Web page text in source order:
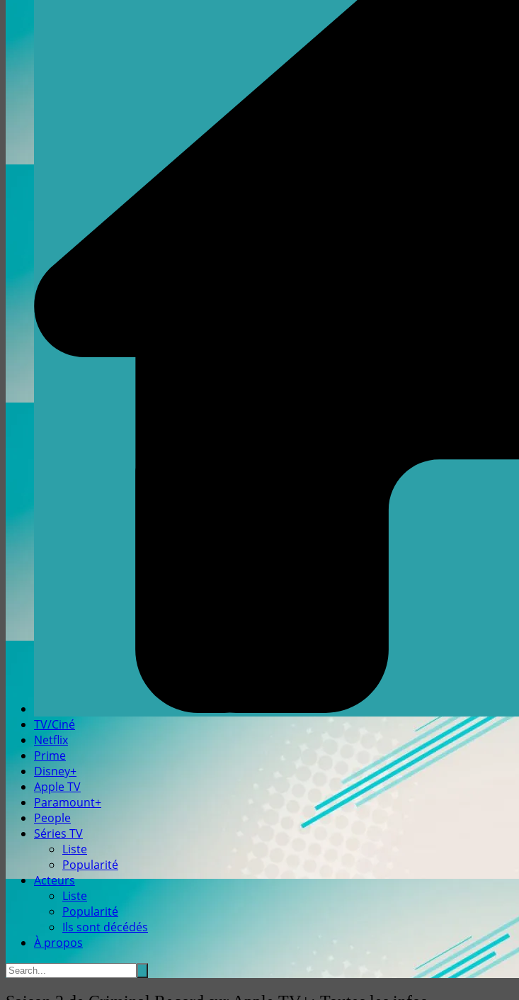
TV/Ciné
Netflix
Prime
Disney+
Apple TV
Paramount+
People
Séries TV
Liste
Popularité
Acteurs
Liste
Popularité
Ils sont décédés
À propos